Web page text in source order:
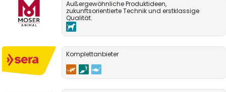
Außergewöhnliche Produktideen,
zukunftsorientierte Technik und erstklassige
Qualität.
Komplettanbieter